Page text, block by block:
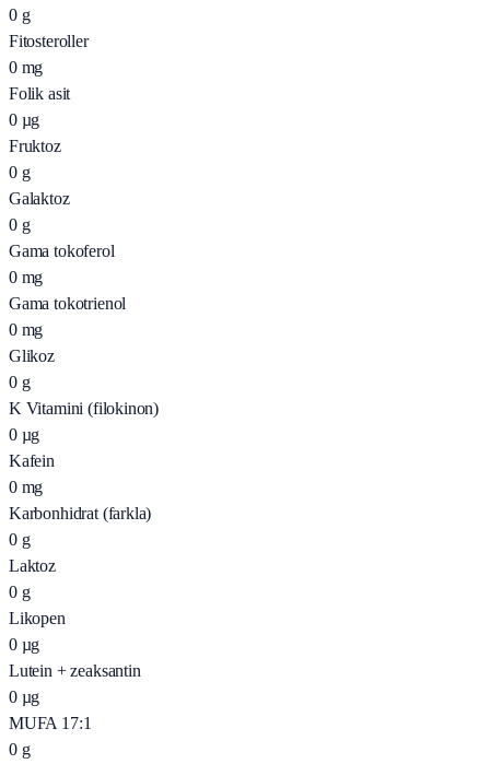
0 g
Fitosteroller
0 mg
Folik asit
0 µg
Fruktoz
0 g
Galaktoz
0 g
Gama tokoferol
0 mg
Gama tokotrienol
0 mg
Glikoz
0 g
K Vitamini (filokinon)
0 µg
Kafein
0 mg
Karbonhidrat (farkla)
0 g
Laktoz
0 g
Likopen
0 µg
Lutein + zeaksantin
0 µg
MUFA 17:1
0 g